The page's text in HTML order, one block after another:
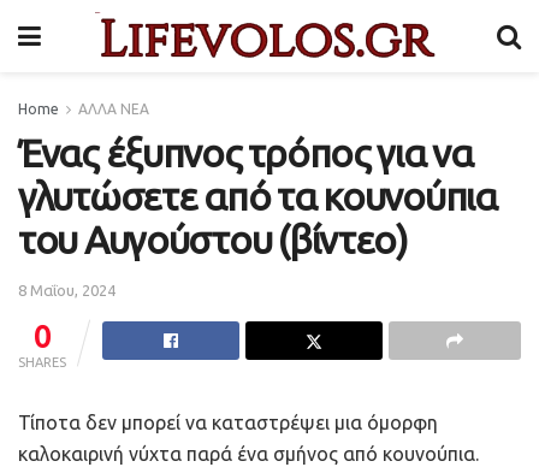
Home ΑΛΛΑ ΝΕΑ
Ένας έξυπνος τρόπος για να
γλυτώσετε από τα κουνούπια
του Αυγούστου (βίντεο)
8 Μαΐου, 2024
0
SHARES
Τίποτα δεν μπορεί να καταστρέψει μια όμορφη
καλοκαιρινή νύχτα παρά ένα σμήνος από κουνούπια.